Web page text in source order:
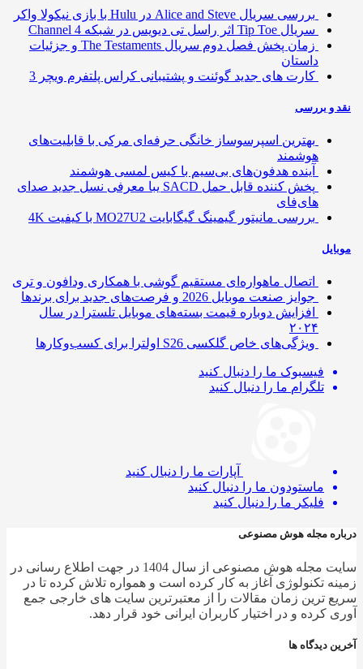
بررسی سریال Alice and Steve در Hulu با بازی نیکولا واکر
سریال Tip Toe اثر راسل تی دیویس در شبکه Channel 4
زمان پخش فصل دوم سریال The Testaments و جزئیات
داستان
کارت های جدید گوئنت و پشتیبانی کراس پلتفرم ویچر 3
و بررسی
بهترین اسپرسوساز خانگی حرفه‌ای مرکی با قابلیت‌های
هوشمند
آینده هدفون‌های بی‌سیم با کیس لمسی هوشمند
پخش کننده قابل حمل SACD یبا معرفی نسل جدید صدای
های‌فای
بررسی مانیتور گیمینگ گیگابایت MO27U2 با کیفیت 4K
اتصال ماهواره‌ای مستقیم گوشی‌ با همکاری ودافون و تری
جوایز صنعت موبایل 2026 و فرصت‌های جدید برای برندها
افزایش دوباره قیمت بسته‌های موبایل تلسترا در سال
۲۰۲۴
ویژگی‌های خاص گلکسی S26 اولترا برای کسب‌وکارها
فیسبوک ما را دنبال کنید
تلگرام ما را دنبال کنید
آپارات ما را دنبال کنید
ماستودون ما را دنبال کنید
فلیکر ما را دنبال کنید
مجله هوش مصنوعی
سایت مجله هوش مصنوعی از سال 1404 در جهت اطلاع رسانی در
تکنولوژی آغاز به کار کرده است و همواره تلاش کرده تا در
ترین زمان مقالات را از معتبرترین سایت های خارجی جمع
کرده و در اختیار کاربران ایرانی خود قرار دهد.
دیدگاه ها